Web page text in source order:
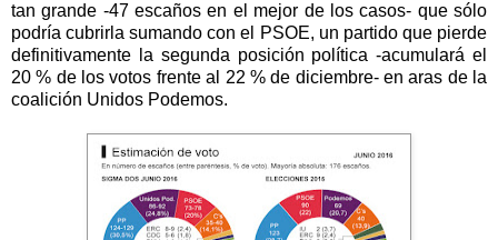
tan grande -47 escaños en el mejor de los casos- que sólo
podría cubrirla sumando con el PSOE, un partido que pierde
definitivamente la segunda posición política -acumulará el
20 % de los votos frente al 22 % de diciembre- en aras de la
coalición Unidos Podemos.